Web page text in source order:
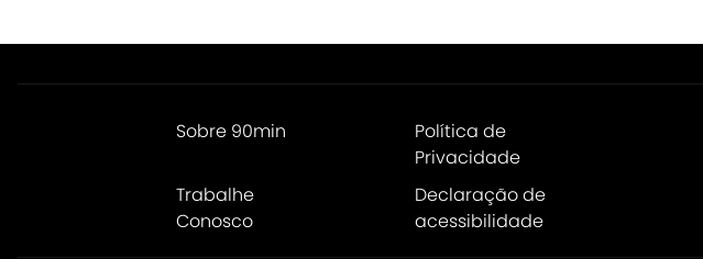
Sobre 90min
Política de
Privacidade
Trabalhe
Conosco
Declaração de
acessibilidade